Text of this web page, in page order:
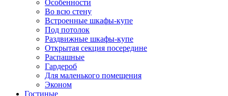
Особенности
Во всю стену
Встроенные шкафы-купе
Под потолок
Раздвижные шкафы-купе
Открытая секция посередине
Распашные
Гардероб
Для маленького помещения
Эконом
Гостиные